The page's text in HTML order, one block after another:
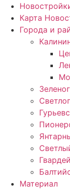
Карта
Города и
Материал